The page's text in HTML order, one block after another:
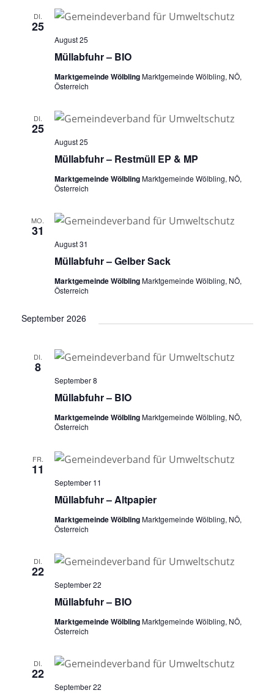
DI.
25
Müllabfuhr – BIO
August 25
Marktgemeinde WölblingMarktgemeinde Wölbling, NÖ,
Österreich
DI.
25
Müllabfuhr – Restmüll EP & MP
August 25
Marktgemeinde WölblingMarktgemeinde Wölbling, NÖ,
Österreich
MO.
31
Müllabfuhr – Gelber Sack
August 31
Marktgemeinde WölblingMarktgemeinde Wölbling, NÖ,
Österreich
September 2026
DI.
8
Müllabfuhr – BIO
September 8
Marktgemeinde WölblingMarktgemeinde Wölbling, NÖ,
Österreich
FR.
11
Müllabfuhr – Altpapier
September 11
Marktgemeinde WölblingMarktgemeinde Wölbling, NÖ,
Österreich
DI.
22
Müllabfuhr – BIO
September 22
Marktgemeinde WölblingMarktgemeinde Wölbling, NÖ,
Österreich
DI.
22
September 22